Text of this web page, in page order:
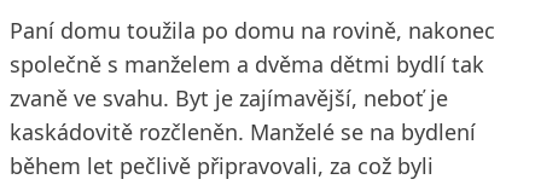
Paní domu toužila po domu na rovině, nakonec
společně s manželem a dvěma dětmi bydlí tak
zvaně ve svahu. Byt je zajímavější, neboť je
kaskádovitě rozčleněn. Manželé se na bydlení
během let pečlivě připravovali, za což byli